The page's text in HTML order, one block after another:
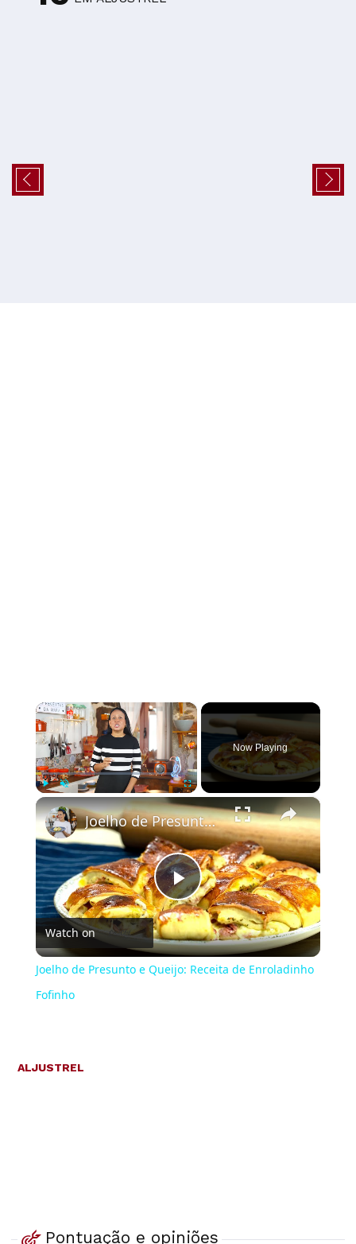
×
Play Unmute
Now Playing
×
Play
Video
Joelho de Presunto e Queijo: Receita de Enroladinho Fofinho
Watch on
Joelho de Presunto e Queijo: Receita de Enroladinho
Fofinho
ALJUSTREL
Pontuação e opiniões